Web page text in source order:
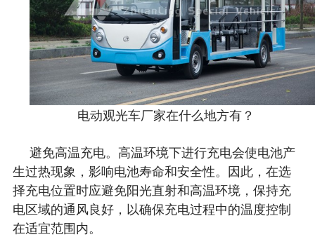
电动观光车厂家在什么地方有？
避免高温充电。高温环境下进行充电会使电池产
生过热现象，影响电池寿命和安全性。因此，在选
择充电位置时应避免阳光直射和高温环境，保持充
电区域的通风良好，以确保充电过程中的温度控制
在适宜范围内。